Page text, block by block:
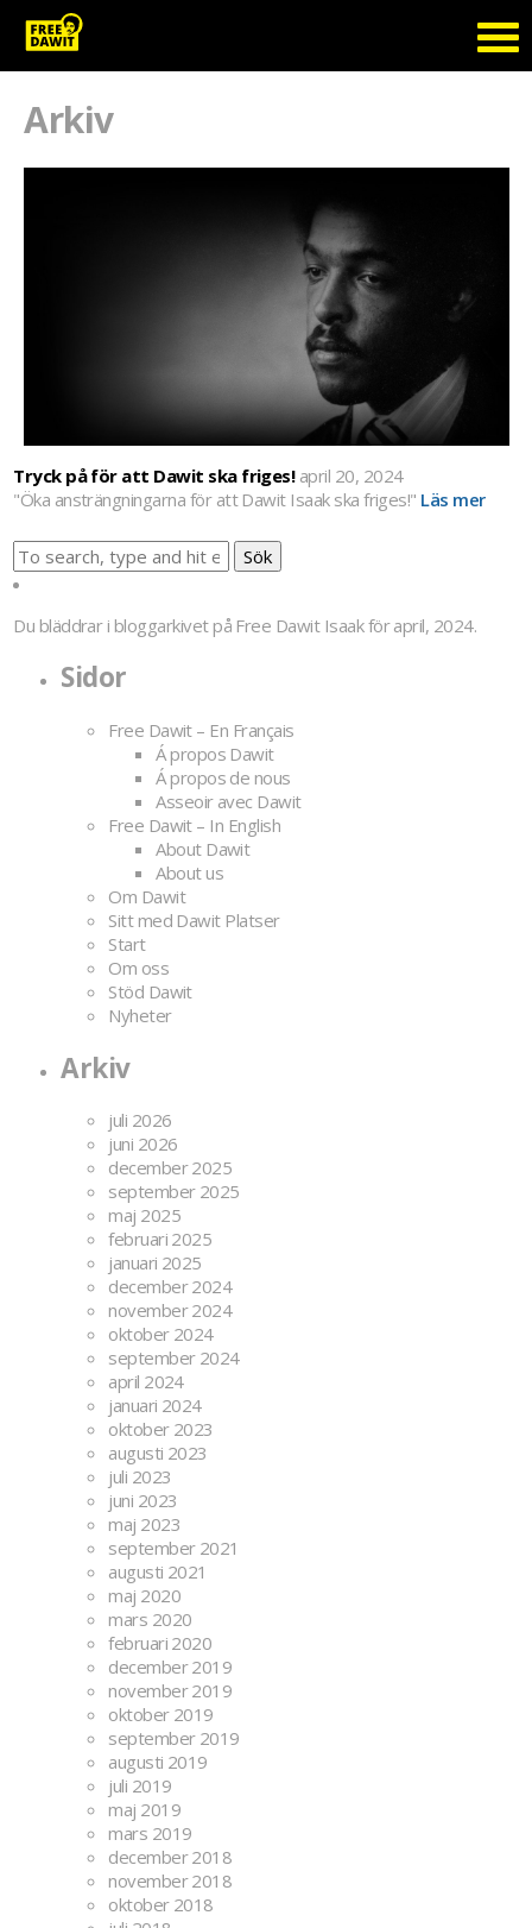
Arkiv
Tryck på för att Dawit ska friges! april 20, 2024
"Öka ansträngningarna för att Dawit Isaak ska friges!" Läs mer
Sök
Du bläddrar i bloggarkivet på Free Dawit Isaakför april, 2024.
Sidor
Free Dawit – En Français
Á propos Dawit
Á propos de nous
Asseoir avec Dawit
Free Dawit – In English
About Dawit
About us
Om Dawit
Sitt med Dawit Platser
Start
Om oss
Stöd Dawit
Nyheter
Arkiv
juli 2026
juni 2026
december 2025
september 2025
maj 2025
februari 2025
januari 2025
december 2024
november 2024
oktober 2024
september 2024
april 2024
januari 2024
oktober 2023
augusti 2023
juli 2023
juni 2023
maj 2023
september 2021
augusti 2021
maj 2020
mars 2020
februari 2020
december 2019
november 2019
oktober 2019
september 2019
augusti 2019
juli 2019
maj 2019
mars 2019
december 2018
november 2018
oktober 2018